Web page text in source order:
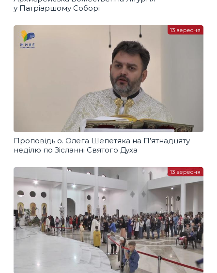
у Патріаршому Соборі
Проповідь о. Олега Шепетяка на П’ятнадцяту
неділю по Зісланні Святого Духа
13 вересня
13 вересня